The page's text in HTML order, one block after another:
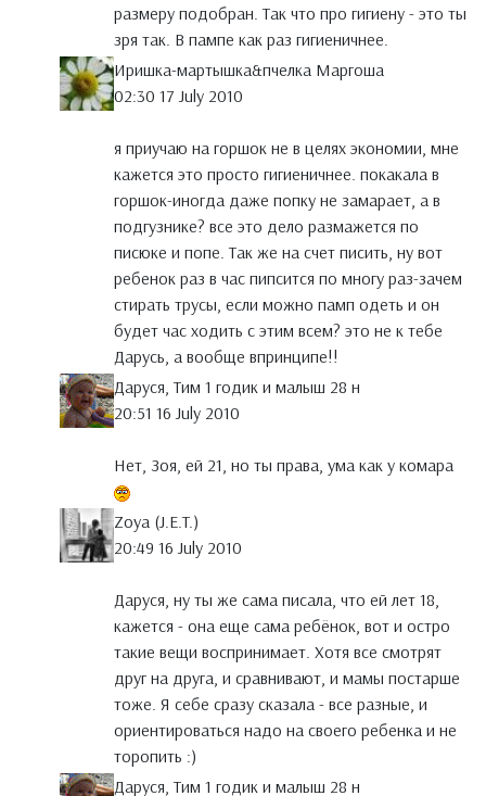
размеру подобран. Так что про гигиену - это ты
зря так. В пампе как раз гигиеничнее.
Иришка-мартышка&пчелка Маргоша
02:30 17 July 2010
я приучаю на горшок не в целях экономии, мне
кажется это просто гигиеничнее. покакала в
горшок-иногда даже попку не замарает, а в
подгузнике? все это дело размажется по
писюке и попе. Так же на счет писить, ну вот
ребенок раз в час пипсится по многу раз-зачем
стирать трусы, если можно памп одеть и он
будет час ходить с этим всем? это не к тебе
Дарусь, а вообще впринципе!!
Даруся, Тим 1 годик и малыш 28 н
20:51 16 July 2010
Нет, Зоя, ей 21, но ты права, ума как у комара
Zoya (J.E.T.)
20:49 16 July 2010
Даруся, ну ты же сама писала, что ей лет 18,
кажется - она еще сама ребёнок, вот и остро
такие вещи воспринимает. Хотя все смотрят
друг на друга, и сравнивают, и мамы постарше
тоже. Я себе сразу сказала - все разные, и
ориентироваться надо на своего ребенка и не
торопить :)
Даруся, Тим 1 годик и малыш 28 н